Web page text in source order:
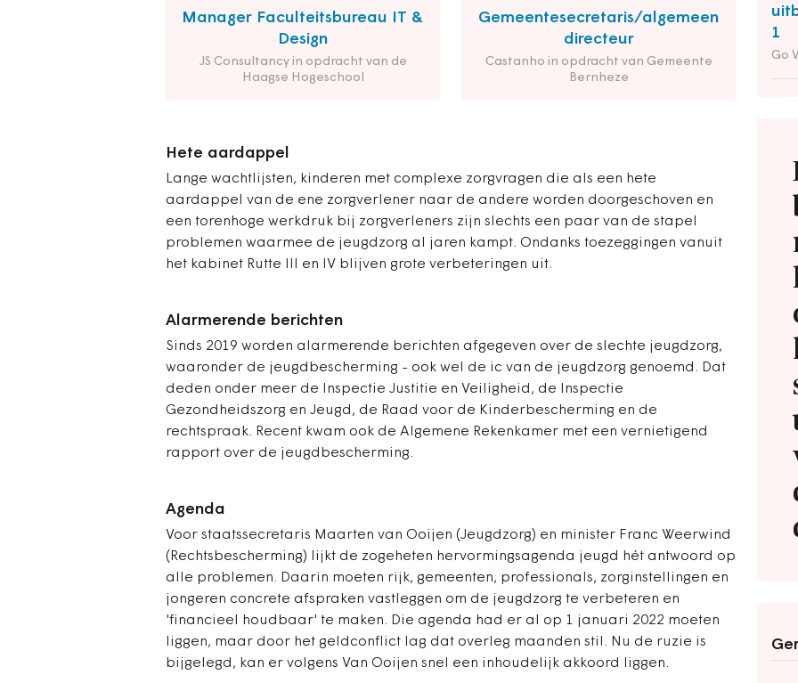
Manager Faculteitsbureau IT &
Design
JS Consultancy in opdracht van de
Haagse Hogeschool
Gemeentesecretaris/algemeen
directeur
Castanho in opdracht van Gemeente
Bernheze
Hete aardappel
Lange wachtlijsten, kinderen met complexe zorgvragen die als een hete
aardappel van de ene zorgverlener naar de andere worden doorgeschoven en
een torenhoge werkdruk bij zorgverleners zijn slechts een paar van de stapel
problemen waarmee de jeugdzorg al jaren kampt. Ondanks toezeggingen vanuit
het kabinet Rutte III en IV blijven grote verbeteringen uit.
1
Go
Alarmerende berichten
Sinds 2019 worden alarmerende berichten afgegeven over de slechte jeugdzorg,
waaronder de jeugdbescherming - ook wel de ic van de jeugdzorg genoemd. Dat
deden onder meer de Inspectie Justitie en Veiligheid, de Inspectie
Gezondheidszorg en Jeugd, de Raad voor de Kinderbescherming en de
rechtspraak. Recent kwam ook de Algemene Rekenkamer met een vernietigend
rapport over de jeugdbescherming.
Agenda
Voor staatssecretaris Maarten van Ooijen (Jeugdzorg) en minister Franc Weerwind
(Rechtsbescherming) lijkt de zogeheten hervormingsagenda jeugd hét antwoord op
alle problemen. Daarin moeten rijk, gemeenten, professionals, zorginstellingen en
jongeren concrete afspraken vastleggen om de jeugdzorg te verbeteren en
'financieel houdbaar' te maken. Die agenda had er al op 1 januari 2022 moeten
liggen, maar door het geldconflict lag dat overleg maanden stil. Nu de ruzie is
bijgelegd, kan er volgens Van Ooijen snel een inhoudelijk akkoord liggen.